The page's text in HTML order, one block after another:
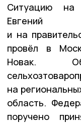
Ситуацию на
и на
провёл в
Новак.
на
область.
поручено